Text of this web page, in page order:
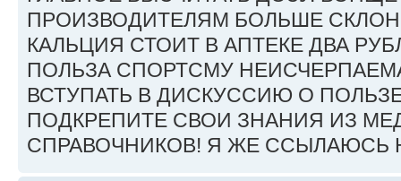
ПРОИЗВОДИТЕЛЯМ БОЛЬШЕ
КАЛЬЦИЯ СТОИТ В АПТЕКЕ ДВА
ПОЛЬЗА СПОРТСМУ
ВСТУПАТЬ В ДИСКУССИЮ О
ПОДКРЕПИТЕ СВОИ ЗНАНИЯ ИЗ
СПРАВОЧНИКОВ! Я ЖЕ ССЫЛАЮСЬ